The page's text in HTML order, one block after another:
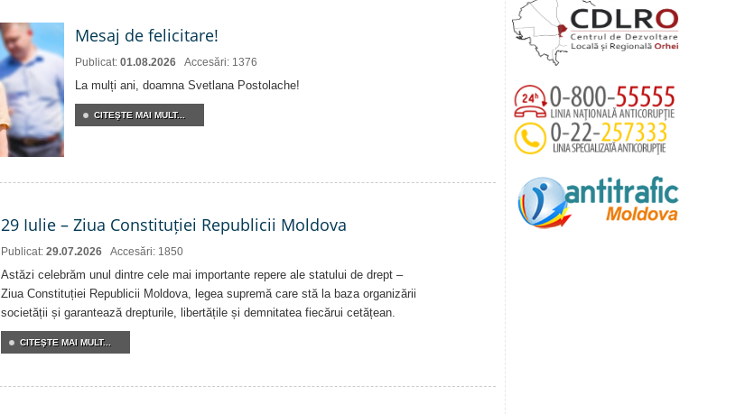
Mesaj de felicitare!
Publicat: 01.08.2026 Accesări: 1376
La mulți ani, doamna Svetlana Postolache!
CITEŞTE MAI MULT...
29 Iulie – Ziua Constituției Republicii Moldova
Publicat: 29.07.2026 Accesări: 1850
Astăzi celebrăm unul dintre cele mai importante repere ale statului de drept –
Ziua Constituției Republicii Moldova, legea supremă care stă la baza organizării
societății și garantează drepturile, libertățile și demnitatea fiecărui cetățean.
CITEŞTE MAI MULT...